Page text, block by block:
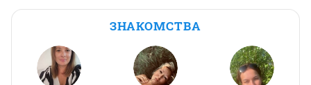
ЗНАКОМСТВА